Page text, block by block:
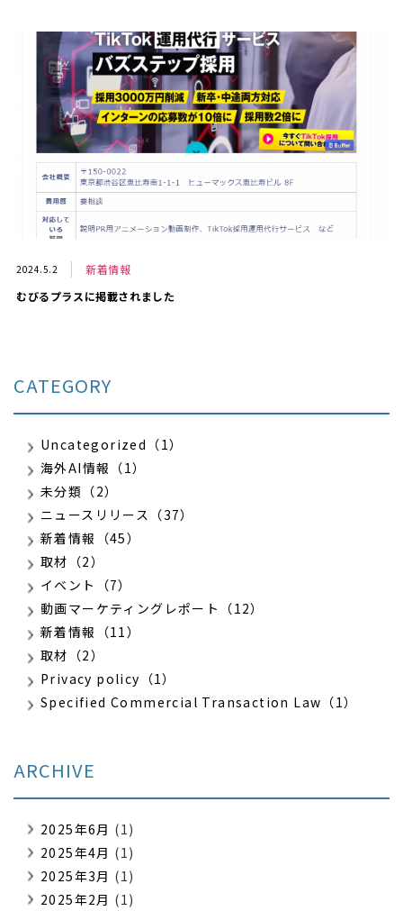
2024.5.2
新着情報
むびるプラスに掲載されました
CATEGORY
Uncategorized（1）
海外AI情報（1）
未分類（2）
ニュースリリース（37）
新着情報（45）
取材（2）
イベント（7）
動画マーケティングレポート（12）
新着情報（11）
取材（2）
Privacy policy（1）
Specified Commercial Transaction Law（1）
ARCHIVE
2025年6月 (1)
2025年4月 (1)
2025年3月 (1)
2025年2月 (1)